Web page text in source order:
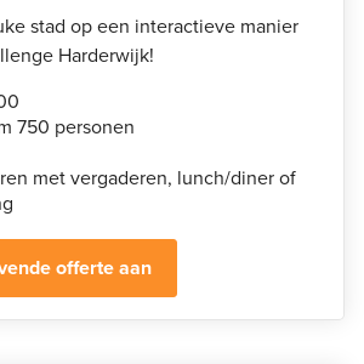
stad op een interactieve manier
Harderwijk!
750 personen
met vergaderen, lunch/diner of
offerte aan